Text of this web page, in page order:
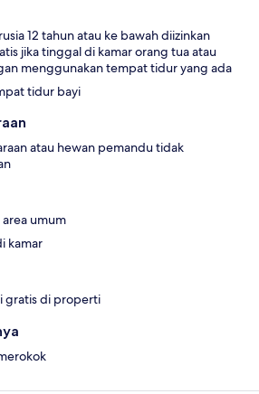
12 tahun atau ke bawah diizinkan
jika tinggal di kamar orang tua atau
menggunakan tempat tidur yang ada
tidur bayi
atau hewan pemandu tidak
umum
kamar
gratis di properti